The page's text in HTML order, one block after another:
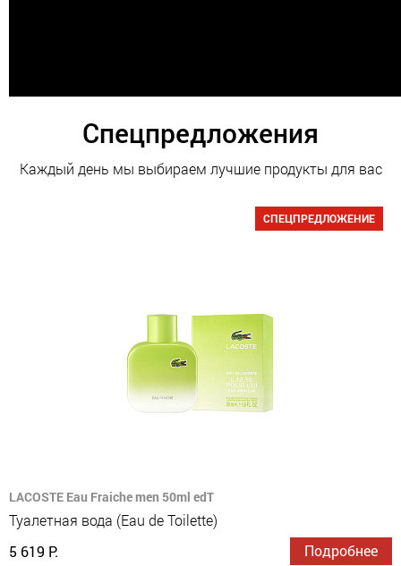
Спецпредложения
Каждый день мы выбираем лучшие продукты для вас
СПЕЦПРЕДЛОЖЕНИЕ
LACOSTE Eau Fraiche men 50ml edT
Туалетная вода (Eau de Toilette)
5 619 Р.
Подробнее